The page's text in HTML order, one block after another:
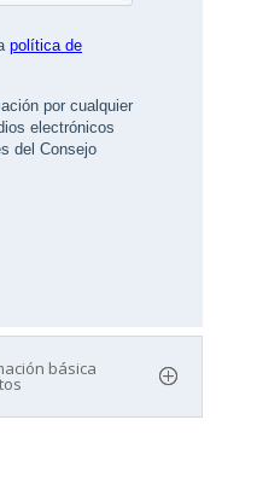
básica